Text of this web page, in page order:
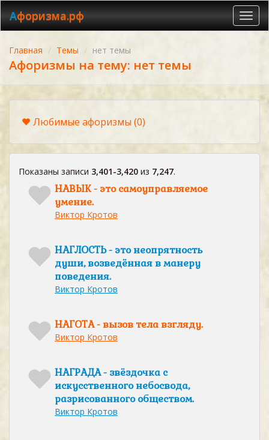
Афоризма.рф
Главная Темы нет темы
Афоризмы на тему: нет темы
Любимые афоризмы (0)
Показаны записи 3,401-3,420 из 7,247.
НАВЫК - это самоуправляемое
умение.
Виктор Кротов
НАГЛОСТЬ - это неопрятность
души, возведённая в манеру
поведения.
Виктор Кротов
НАГОТА - вызов тела взгляду.
Виктор Кротов
НАГРАДА - звёздочка с
искусственного небосвода,
разрисованного обществом.
Виктор Кротов